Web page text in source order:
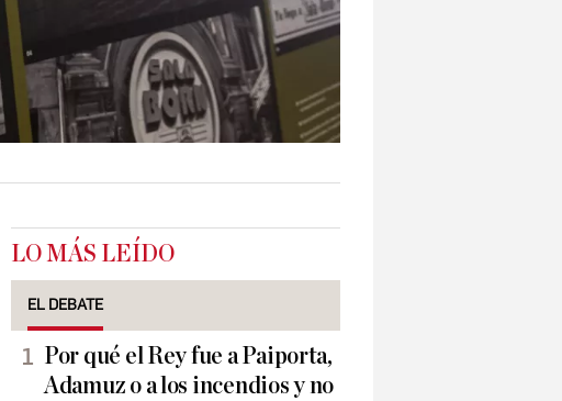
LO MÁS LEÍDO
EL DEBATE
Por qué el Rey fue a Paiporta,
Adamuz o a los incendios y no